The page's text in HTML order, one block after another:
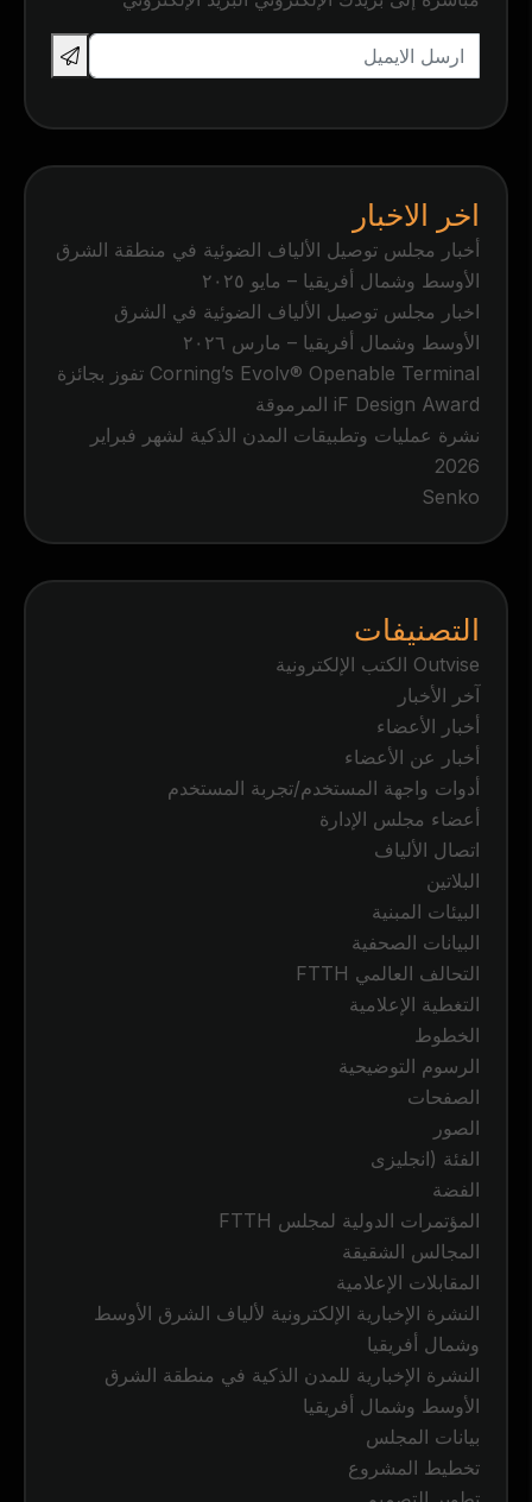
اخر الاخبار
أخبار مجلس توصيل الألياف الضوئية في منطقة الشرق
الأوسط وشمال أفريقيا – مايو ٢٠٢٥
اخبار مجلس توصيل الألياف الضوئية في الشرق
الأوسط وشمال أفريقيا – مارس ٢٠٢٦
Corning’s Evolv® Openable Terminal تفوز بجائزة
iF Design Award المرموقة
نشرة عمليات وتطبيقات المدن الذكية لشهر فبراير
2026
Senko
التصنيفات
Outvise الكتب الإلكترونية
آخر الأخبار
أخبار الأعضاء
أخبار عن الأعضاء
أدوات واجهة المستخدم/تجربة المستخدم
أعضاء مجلس الإدارة
اتصال الألياف
البلاتين
البيئات المبنية
البيانات الصحفية
التحالف العالمي FTTH
التغطية الإعلامية
الخطوط
الرسوم التوضيحية
الصفحات
الصور
الفئة (انجليزى
الفضة
المؤتمرات الدولية لمجلس FTTH
المجالس الشقيقة
المقابلات الإعلامية
النشرة الإخبارية الإلكترونية لألياف الشرق الأوسط
وشمال أفريقيا
النشرة الإخبارية للمدن الذكية في منطقة الشرق
الأوسط وشمال أفريقيا
بيانات المجلس
تخطيط المشروع